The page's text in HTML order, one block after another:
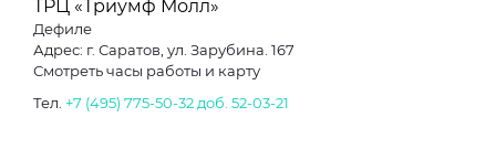
ТРЦ «Триумф Молл»
Дефиле
Адрес: г. Саратов, ул. Зарубина. 167
Смотреть часы работы и карту
Тел. +7 (495) 775-50-32 доб. 52-03-21